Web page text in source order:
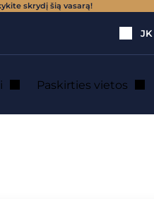
skrydį šią vasarą!
JK
Paskirties vietos